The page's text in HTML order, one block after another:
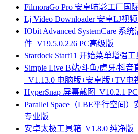
FilmoraGo Pro 安卓喵影工厂国
Lj Video Downloader 安卓LJ视
IObit Advanced SystemCare 系
件_V19.5.0.226 PC高级版
Stardock Start11 开始菜单增强
Simple Live B站/斗鱼/虎牙/抖
_V1.13.0 电脑版+安卓版+TV电
HyperSnap 屏幕截图_V10.2.1
Parallel Space（LBE平行空间
专业版
安卓太极工具箱_V1.8.0 纯净版